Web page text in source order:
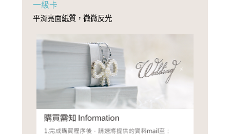
一級卡
平滑亮面紙質，微微反光